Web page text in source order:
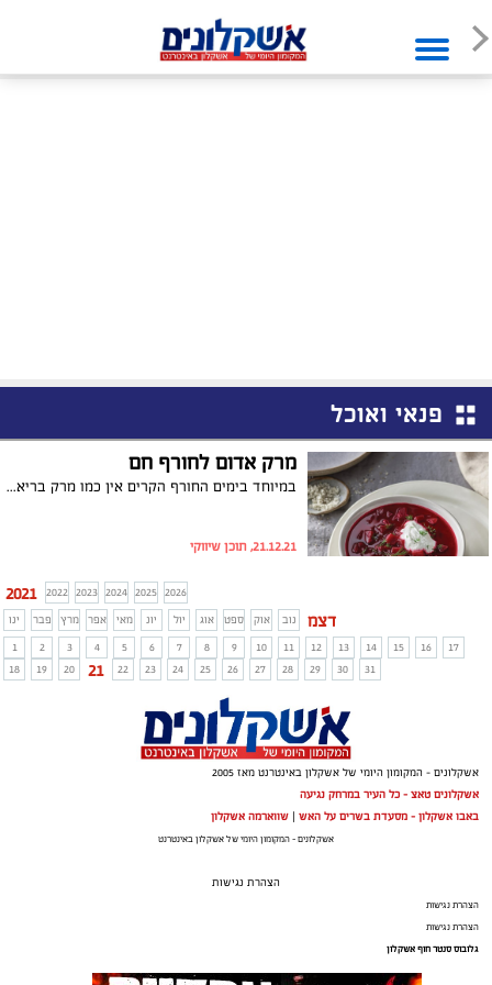
פנאי ואוכל
מרק אדום לחורף חם
במיוחד בימים החורף הקרים אין כמו מרק בריא לחימום הגוף והנשמה... חברת הרבלייף מנדבת את המתכון המנצח להכנת מרק סלק איכותי, מזין, טעים ובריא! מתוך ספר מתכוני הבריאות: "מבשלים דרך חיים", הכולל כ-80 מתכונים מגוונים על טהרת הבריאות עם פירוט ערכים תזונתיים.
21.12.21, תוכן שיווקי
2021 2022 2023 2024 2025 2026
ינו
פבר מרץ אפר מאי יונ יול אוג ספט אוק נוב דצמ
1 2 3 4 5 6 7 8 9 10 11 12 13 14 15 16
17
18
19 20 21 22 23 24 25 26 27 28 29 30 31
אשקלונים - המקומון היומי של אשקלון באינטרנט מאז 2005
אשקלונים טאצ - כל העיר במרחק נגיעה
באבו אשקלון - מסעדת בשרים על האש | שווארמה אשקלון
אשקלונים - המקומון היומי של אשקלון באינטרנט
הצהרת נגישות
הצהרת נגישות
הצהרת נגישות
גלובוס סנטר חוף אשקלון